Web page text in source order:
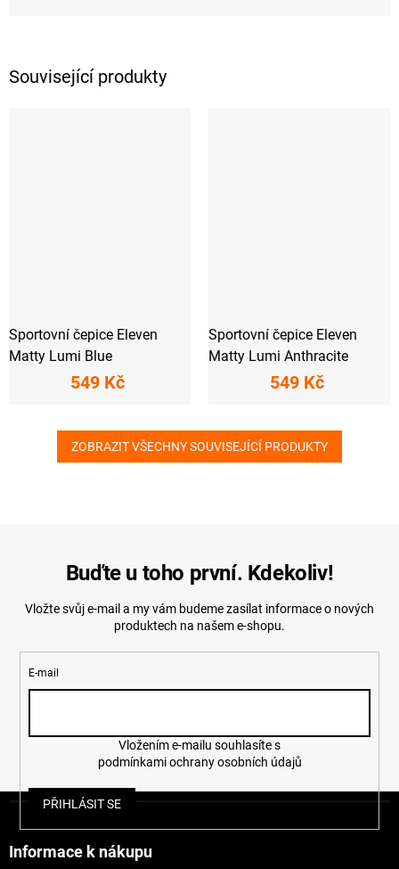
Související produkty
Sportovní čepice Eleven
Matty Lumi Blue
549 Kč
Sportovní čepice Eleven
Matty Lumi Anthracite
549 Kč
ZOBRAZIT VŠECHNY SOUVISEJÍCÍ PRODUKTY
Buďte u toho první. Kdekoliv!
Vložte svůj e-mail a my vám budeme zasílat informace o nových
produktech na našem e-shopu.
E-mail
podmínkami ochrany osobních údajů
PŘIHLÁSIT SE
Informace k nákupu